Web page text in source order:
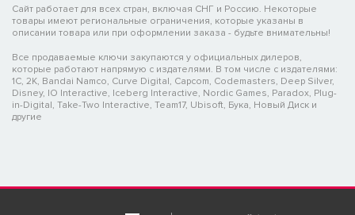
Сайт работает для всех стран, включая СНГ и Россию. Некоторые
товары имеют региональные ограничения, которые указаны в
описании товара или при оформлении заказа - будьте внимательны!
Все продаваемые ключи закупаются у официальных дилеров,
которые работают напрямую с издателями. В том числе с издателями:
1C, 2K, Bandai Namco, Curve Digital, Capcom, Codemasters, Deep Silver,
Disney, IO Interactive, Iceberg Interactive, Nordic Games, Paradox, Plug-
in-Digital, Take-Two Interactive, Team17, Ubisoft, Бука, Новый Диск и
другие